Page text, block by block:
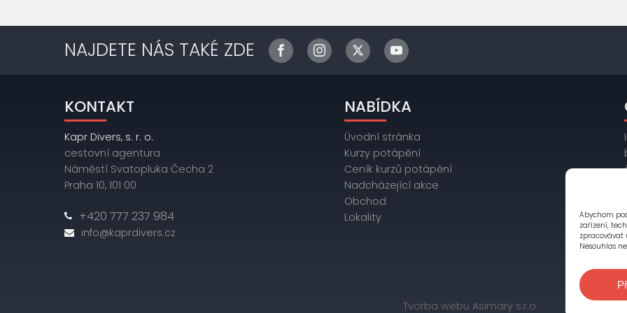
Abychom
zařízení,
zpracovávat
Nesouhlas
NAJDETE NÁS TAKÉ ZDE
KONTAKT
Kapr Divers, s. r. o.
cestovní agentura
Náměstí Svatopluka Čecha 2
Praha 10, 101 00
+420 777 237 984
info@kaprdivers.cz
NABÍDKA
Úvodní stránka
Kurzy potápění
Ceník kurzů potápění
Nadcházející akce
Obchod
Lokality
Tvorba webu Asimary s.r.o.